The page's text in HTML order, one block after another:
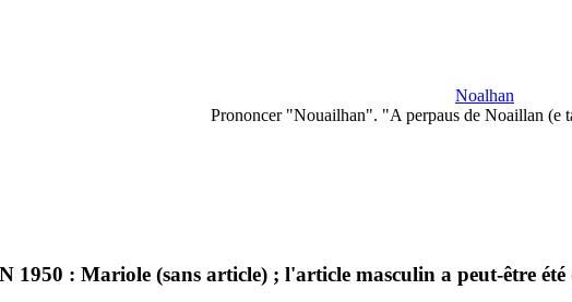
Noalhan
Prononcer "Nouailhan". "A perpaus de Noaillan (e
1950 : Mariole (sans article) ; l'article masculin a peut-être